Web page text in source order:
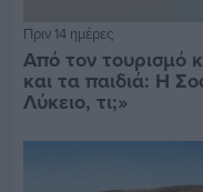
Πριν 14 ημέρες
Από τον τουρισμό
και τα παιδιά: Η
Λύκειο, τι;»